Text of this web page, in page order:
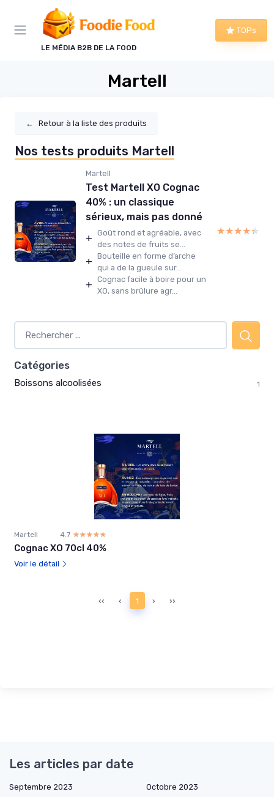
LE MÉDIA B2B DE LA FOOD
TOPs
Martell
← Retour à la liste des produits
Nos tests produits Martell
Martell
Test Martell XO Cognac
40% : un classique
sérieux, mais pas donné
+ Goût rond et agréable, avec
des notes de fruits se...
+ Bouteille en forme d’arche
qui a de la gueule sur...
+ Cognac facile à boire pour un
XO, sans brûlure agr...
★★★★★
★★★★★
Catégories
Boissons alcoolisées 1
Martell 4.7 ☆☆☆☆☆
★★★★★
Cognac XO 70cl 40%
Voir le détail
‹‹ ‹ 1 › ››
Les articles par date
Septembre 2023
Octobre 2023
Panneau de gestion des cookies